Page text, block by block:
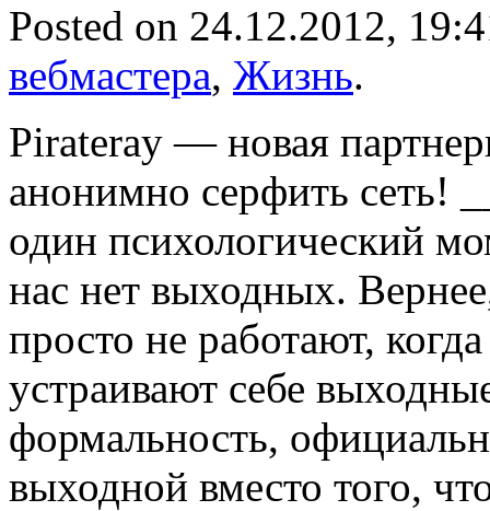
Posted on 24.12.2012,
вебмастера, Жизнь.
Pirateray — новая
анонимно серфить сеть!
один психологический
нас нет выходных.
просто не работают,
устраивают себе
формальность,
выходной вместо того,